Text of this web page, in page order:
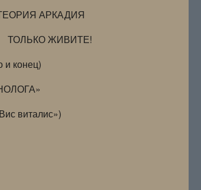
АРКАДИЯ
ТОЛЬКО ЖИВИТЕ!
и конец)
виталис»)